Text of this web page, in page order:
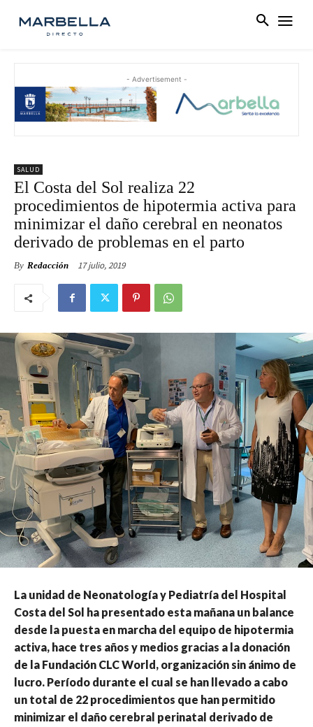
- Advertisement -
SALUD
El Costa del Sol realiza 22
procedimientos de hipotermia activa para
minimizar el daño cerebral en neonatos
derivado de problemas en el parto
By Redacción 17 julio, 2019
La unidad de Neonatología y Pediatría del Hospital
Costa del Sol ha presentado esta mañana un balance
desde la puesta en marcha del equipo de hipotermia
activa, hace tres años y medios gracias a la donación
de la Fundación CLC World, organización sin ánimo de
lucro. Período durante el cual se han llevado a cabo
un total de 22 procedimientos que han permitido
minimizar el daño cerebral perinatal derivado de